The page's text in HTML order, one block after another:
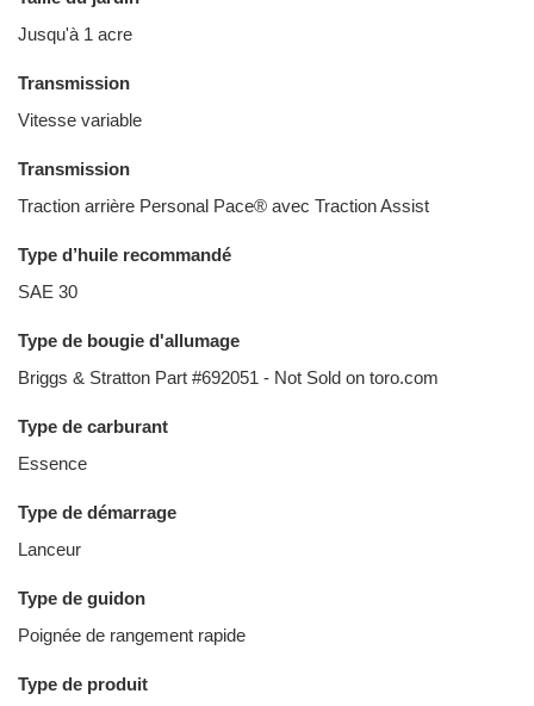
Jusqu'à 1 acre
Transmission
Vitesse variable
Transmission
Traction arrière Personal Pace® avec Traction Assist
Type d’huile recommandé
SAE 30
Type de bougie d'allumage
Briggs & Stratton Part #692051 - Not Sold on toro.com
Type de carburant
Essence
Type de démarrage
Lanceur
Type de guidon
Poignée de rangement rapide
Type de produit